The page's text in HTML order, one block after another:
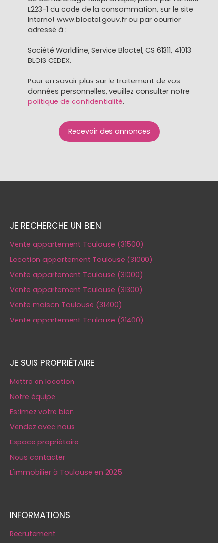
L223-1 du code de la consommation, sur le site
Internet www.bloctel.gouv.fr ou par courrier
adressé à :
Société Worldline, Service Bloctel, CS 61311, 41013
BLOIS CEDEX.
Pour en savoir plus sur le traitement de vos
données personnelles, veuillez consulter notre
politique de confidentialité.
Recevoir des annonces
JE RECHERCHE UN BIEN
Vente appartement Toulouse (31500)
Location appartement Toulouse (31000)
Vente appartement Toulouse (31000)
Vente appartement Toulouse (31300)
Vente maison Toulouse (31400)
Vente appartement Toulouse (31400)
JE SUIS PROPRIÉTAIRE
Mettre en location
Notre équipe
Estimez votre bien
Vendez avec nous
Espace propriétaire
Nous contacter
L'immobilier à Toulouse en 2025
INFORMATIONS
Recrutement